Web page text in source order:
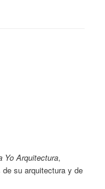
Yo Arquitectura,
su arquitectura y de